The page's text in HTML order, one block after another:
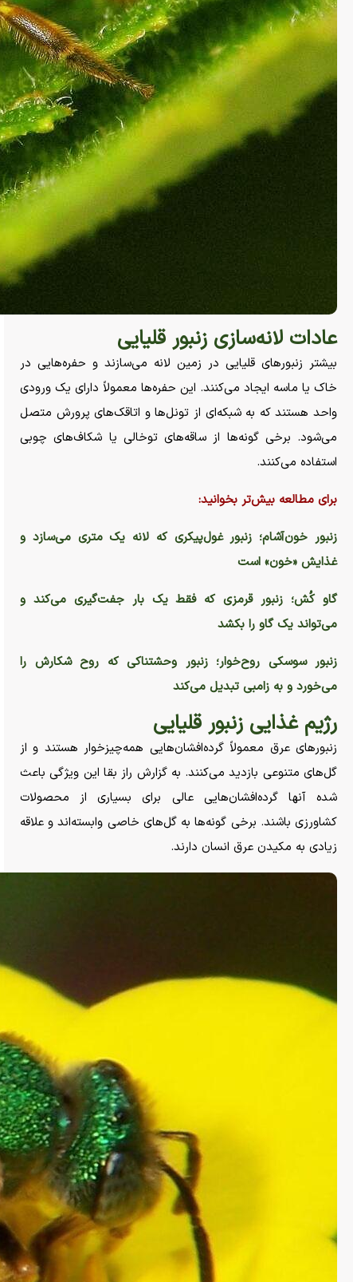
عادات لانه‌سازی زنبور قلیایی
بیشتر زنبور‌های قلیایی در زمین لانه می‌سازند و حفره‌هایی در
خاک یا ماسه ایجاد می‌کنند. این حفره‌ها معمولاً دارای یک ورودی
واحد هستند که به شبکه‌ای از تونل‌ها و اتاقک‌های پرورش متصل
می‌شود. برخی گونه‌ها از ساقه‌های توخالی یا شکاف‌های چوبی
استفاده می‌کنند.
برای مطالعه بیش‌تر بخوانید:
زنبور خون‌آشام؛ زنبور غول‌پیکری که لانه یک متری می‌سازد و
غذایش «خون» است
گاو کُش؛ زنبور قرمزی که فقط یک بار جفت‌گیری می‌کند و
می‌تواند یک گاو را بکشد
زنبور سوسکی روح‌خوار؛ زنبور وحشتناکی که روح شکارش را
می‌خورد و به زامبی تبدیل می‌کند
رژیم غذایی زنبور قلیایی
زنبور‌های عرق معمولاً گرده‌افشان‌هایی همه‌چیزخوار هستند و از
گل‌های متنوعی بازدید می‌کنند. به گزارش راز بقا این ویژگی باعث
شده آنها گرده‌افشان‌هایی عالی برای بسیاری از محصولات
کشاورزی باشند. برخی گونه‌ها به گل‌های خاصی وابسته‌اند و علاقه
زیادی به مکیدن عرق انسان دارند.